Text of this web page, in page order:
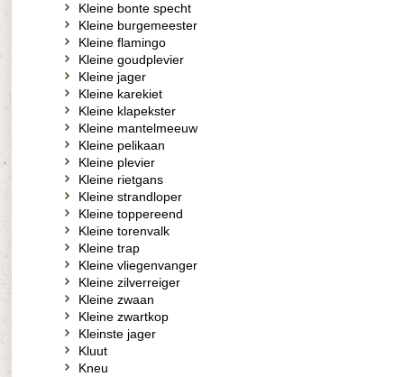
Kleine bonte specht
Kleine burgemeester
Kleine flamingo
Kleine goudplevier
Kleine jager
Kleine karekiet
Kleine klapekster
Kleine mantelmeeuw
Kleine pelikaan
Kleine plevier
Kleine rietgans
Kleine strandloper
Kleine toppereend
Kleine torenvalk
Kleine trap
Kleine vliegenvanger
Kleine zilverreiger
Kleine zwaan
Kleine zwartkop
Kleinste jager
Kluut
Kneu